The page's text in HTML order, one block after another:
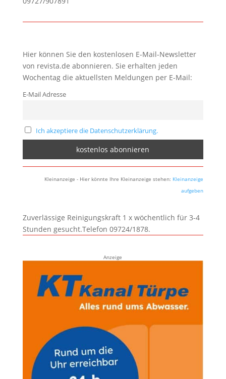
Hier können Sie den kostenlosen E-Mail-Newsletter
von revista.de abonnieren. Sie erhalten jeden
Wochentag die aktuellsten Meldungen per E-Mail:
E-Mail Adresse
Ich akzeptiere die Datenschutzerklärung.
Kleinanzeige - Hier könnte Ihre Kleinanzeige stehen: Kleinanzeige
aufgeben
Zuverlässige Reinigungskraft 1 x wöchentlich für 3-4
Stunden gesucht.Telefon 09724/1878.
Anzeige